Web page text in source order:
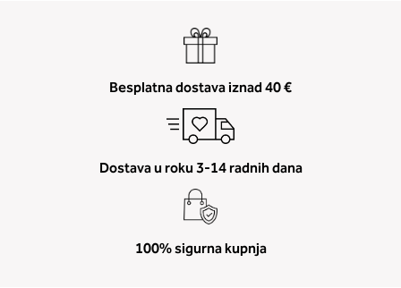
Besplatna dostava iznad 40 €
Dostava u roku 3-14 radnih dana
100% sigurna kupnja